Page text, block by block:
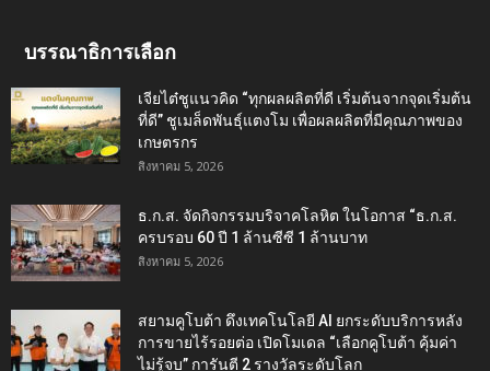
บรรณาธิการเลือก
เจียไต๋ชูแนวคิด “ทุกผลผลิตที่ดี เริ่มต้นจากจุดเริ่มต้น
ที่ดี” ชูเมล็ดพันธุ์แตงโม เพื่อผลผลิตที่มีคุณภาพของ
เกษตรกร
สิงหาคม 5, 2026
ธ.ก.ส. จัดกิจกรรมบริจาคโลหิต ในโอกาส “ธ.ก.ส.
ครบรอบ 60 ปี 1 ล้านซีซี 1 ล้านบาท
สิงหาคม 5, 2026
สยามคูโบต้า ดึงเทคโนโลยี AI ยกระดับบริการหลัง
การขายไร้รอยต่อ เปิดโมเดล “เลือกคูโบต้า คุ้มค่า
ไม่รู้จบ” การันตี 2 รางวัลระดับโลก